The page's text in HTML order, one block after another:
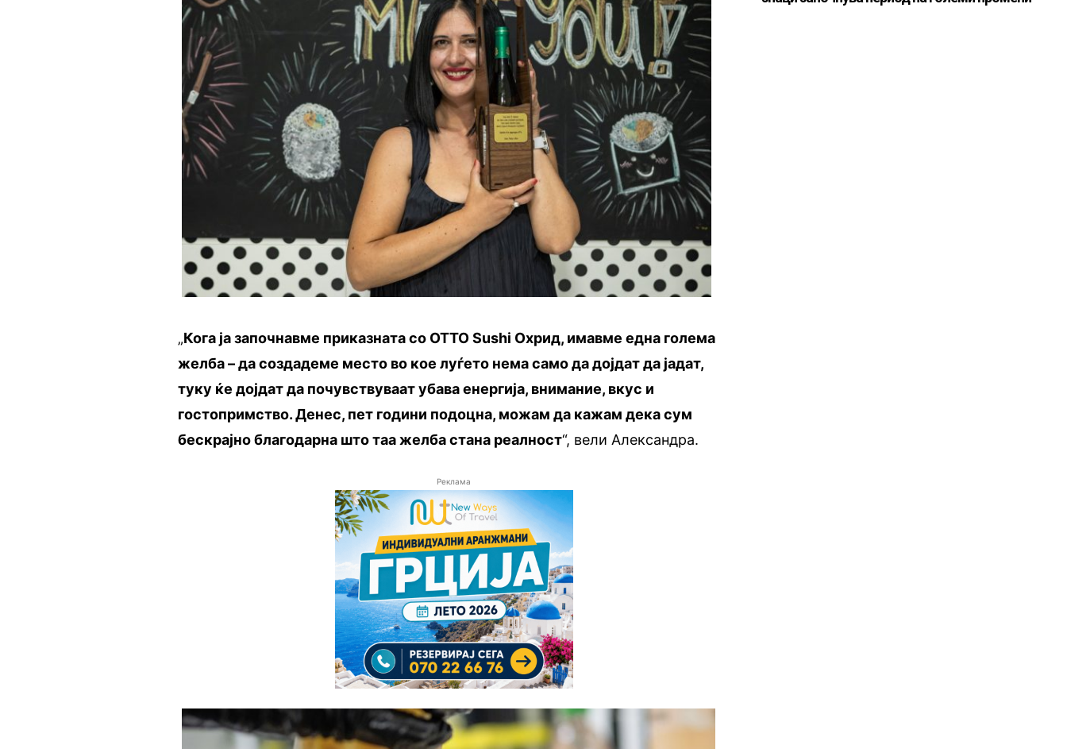
„Кога ја започнавме приказната со OTTO Sushi Охрид, имавме една голема
желба – да создадеме место во кое луѓето нема само да дојдат да јадат,
туку ќе дојдат да почувствуваат убава енергија, внимание, вкус и
гостопримство. Денес, пет години подоцна, можам да кажам дека сум
бескрајно благодарна што таа желба стана реалност“, вели Александра.
Реклама